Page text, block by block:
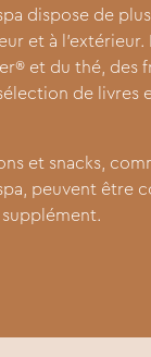
dispose de
et à l'extérieur.
et du thé, des
de livres
et snacks,
peuvent être